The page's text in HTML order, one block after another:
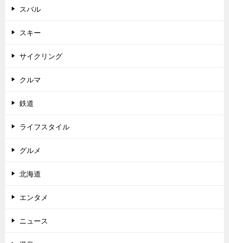
スバル
スキー
サイクリング
クルマ
鉄道
ライフスタイル
グルメ
北海道
エンタメ
ニュース